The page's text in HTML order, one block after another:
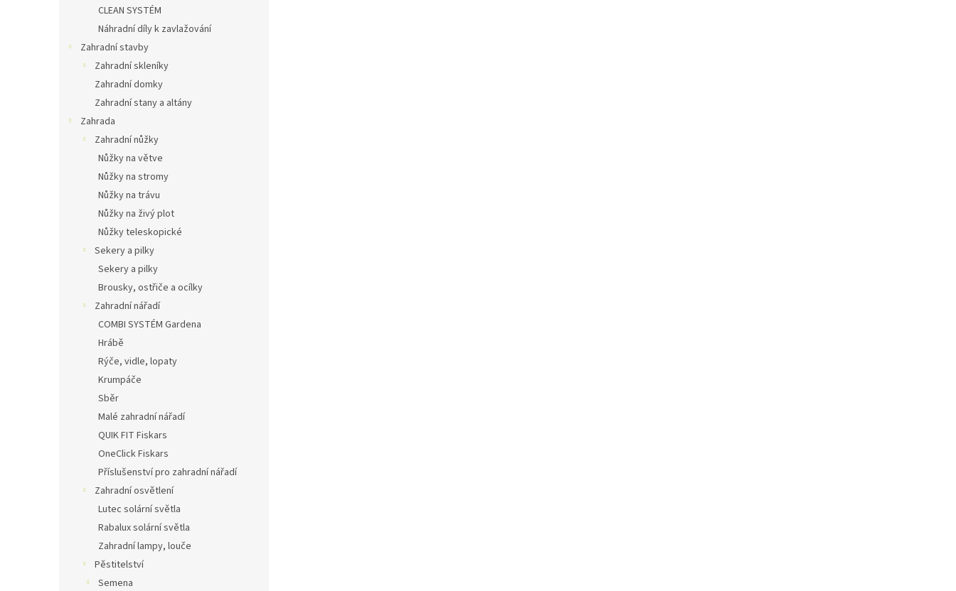
CLEAN SYSTÉM
Náhradní díly k zavlažování
Zahradní stavby
Zahradní skleníky
Zahradní domky
Zahradní stany a altány
Zahrada
Zahradní nůžky
Nůžky na větve
Nůžky na stromy
Nůžky na trávu
Nůžky na živý plot
Nůžky teleskopické
Sekery a pilky
Sekery a pilky
Brousky, ostřiče a ocílky
Zahradní nářadí
COMBI SYSTÉM Gardena
Hrábě
Rýče, vidle, lopaty
Krumpáče
Sběr
Malé zahradní nářadí
QUIK FIT Fiskars
OneClick Fiskars
Příslušenství pro zahradní nářadí
Zahradní osvětlení
Lutec solární světla
Rabalux solární světla
Zahradní lampy, louče
Pěstitelství
Semena